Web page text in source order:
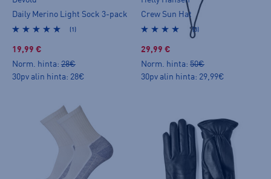
Daily Merino Light Sock 3-pack
(1)
19,99 €
Norm. hinta: 28€
30pv alin hinta: 28€
Crew Sun Hat
(3)
29,99 €
Norm. hinta: 50€
30pv alin hinta: 29,99€